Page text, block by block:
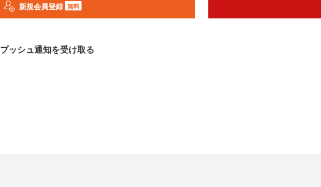
新規会員登録 無料
プッシュ通知を受け取る